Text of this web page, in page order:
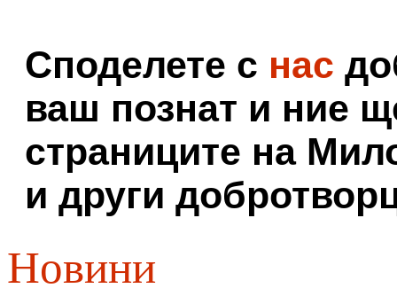
Споделете с нас
ваш познат и ние
страниците на
и други
Новини